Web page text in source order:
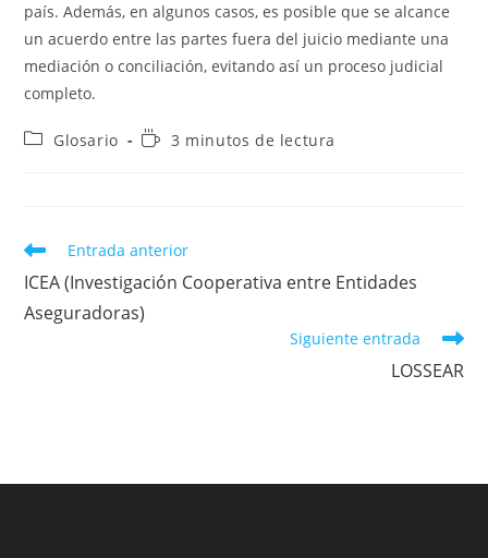
país. Además, en algunos casos, es posible que se alcance
un acuerdo entre las partes fuera del juicio mediante una
mediación o conciliación, evitando así un proceso judicial
completo.
Categoría
Glosario
Tiempo3 minutos de lectura
Leer
artículos
Entrada anterior
ICEA (Investigación Cooperativa entre Entidades
Aseguradoras)
Siguiente entrada
LOSSEAR